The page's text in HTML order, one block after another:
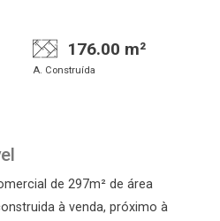
176.00 m²
A. Construída
de 297m² de área
à venda, próximo à